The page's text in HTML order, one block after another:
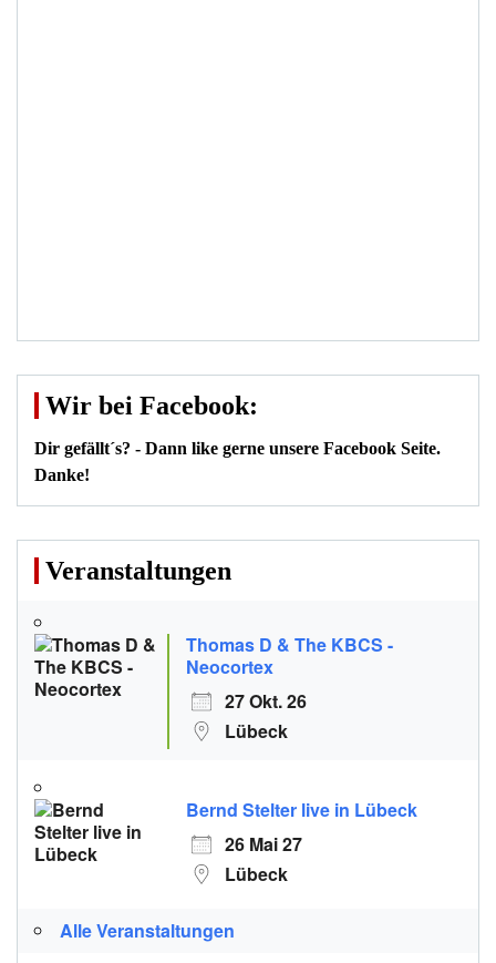
Wir bei Facebook:
Dir gefällt´s? - Dann like gerne unsere Facebook Seite.
Danke!
Veranstaltungen
Thomas D & The KBCS -
Neocortex
27 Okt. 26
Lübeck
Bernd Stelter live in Lübeck
26 Mai 27
Lübeck
Alle Veranstaltungen